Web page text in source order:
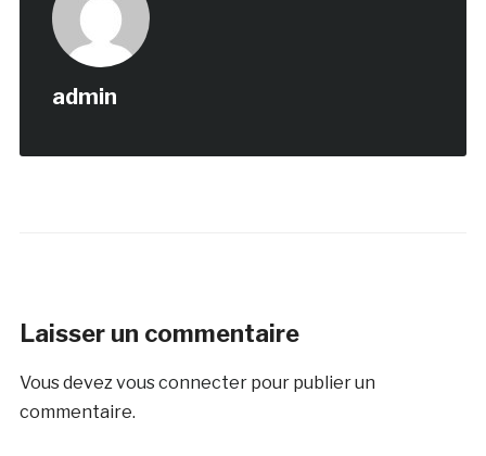
admin
Laisser un commentaire
Vous devezvous connecterpour publier un
commentaire.